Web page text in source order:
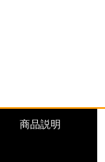
商品説明